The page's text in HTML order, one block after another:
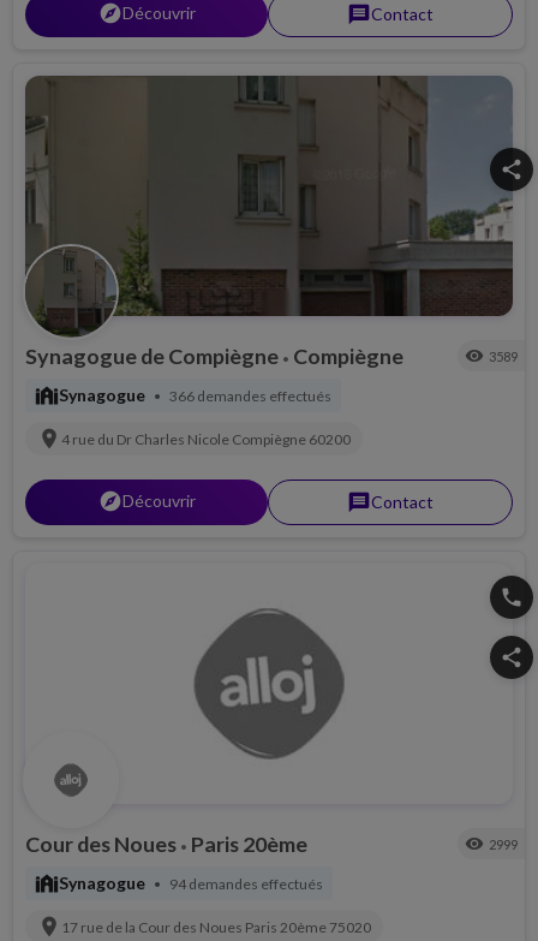
explorerDécouvrir messageContact
share
Synagogue de Compiègne • Compiègne visibility 3589
synagogueSynagogue • 366 demandes effectués
location_on 4 rue du Dr Charles Nicole Compiègne 60200
explorerDécouvrir messageContact
phone
share
Cour des Noues • Paris 20ème visibility 2999
synagogueSynagogue • 94 demandes effectués
location_on 17 rue de la Cour des Noues Paris 20ème 75020